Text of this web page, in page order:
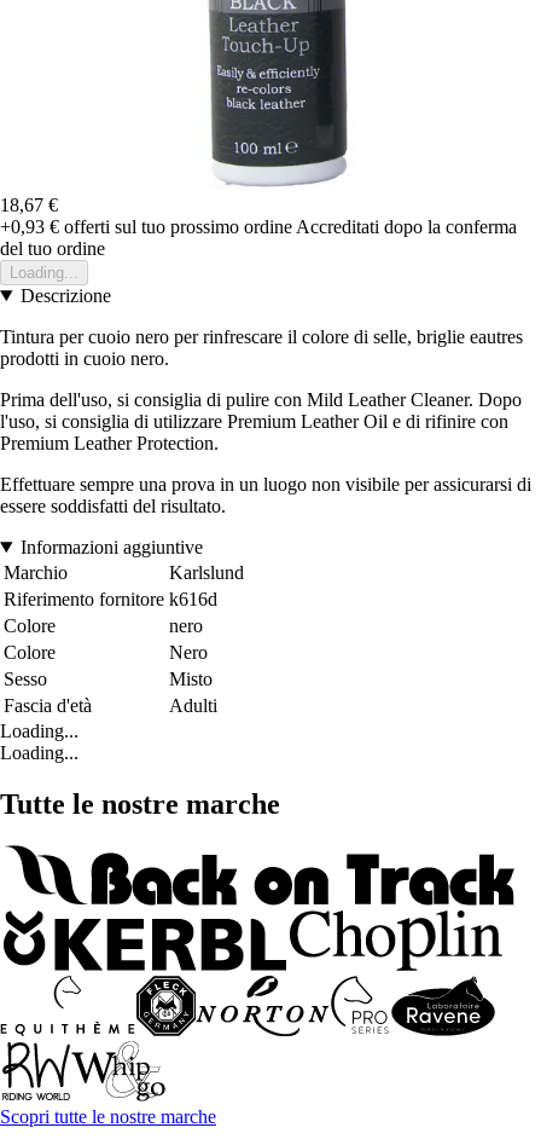
18,67 €
+0,93 € offerti sul tuo prossimo ordine Accreditati dopo la conferma
del tuo ordine
Loading...
Descrizione
Tintura per cuoio nero per rinfrescare il colore di selle, briglie eautres
prodotti in cuoio nero.
Prima dell'uso, si consiglia di pulire con Mild Leather Cleaner. Dopo
l'uso, si consiglia di utilizzare Premium Leather Oil e di rifinire con
Premium Leather Protection.
Effettuare sempre una prova in un luogo non visibile per assicurarsi di
essere soddisfatti del risultato.
Informazioni aggiuntive
Marchio
Karlslund
Riferimento fornitore k616d
Colore
nero
Colore
Nero
Sesso
Misto
Fascia d'età
Adulti
Loading...
Loading...
Tutte le nostre marche
Scopri tutte le nostre marche